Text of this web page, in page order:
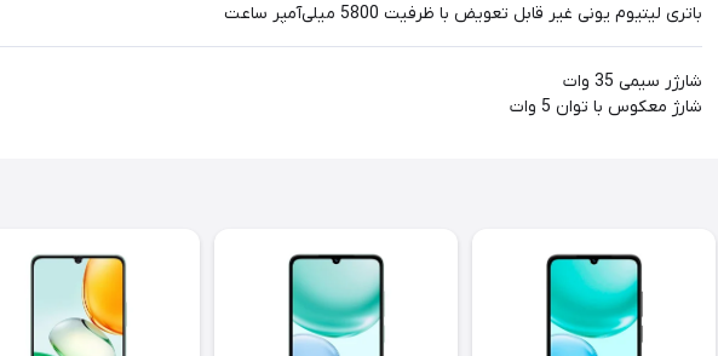
باتری لیتیوم یونی غیر قابل‌ تعویض با ظرفیت 5800 میلی‌آمپر ساعت
شارژر سیمی 35 وات
شارژ معکوس با توان 5 وات